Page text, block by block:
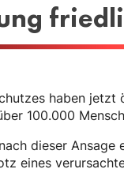
haben
100.000
dieser
eines